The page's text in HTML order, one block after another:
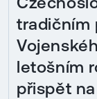
tradičním
letošním
přispět